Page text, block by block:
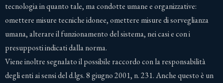
tecnologia in quanto tale, ma condotte umane e organizzative:
omettere misure tecniche idonee, omettere misure di sorveglianza
umana, alterare il funzionamento del sistema, nei casi e con i
presupposti indicati dalla norma.
Viene inoltre segnalato il possibile raccordo con la responsabilità
degli enti ai sensi del d.lgs. 8 giugno 2001, n. 231. Anche questo è un